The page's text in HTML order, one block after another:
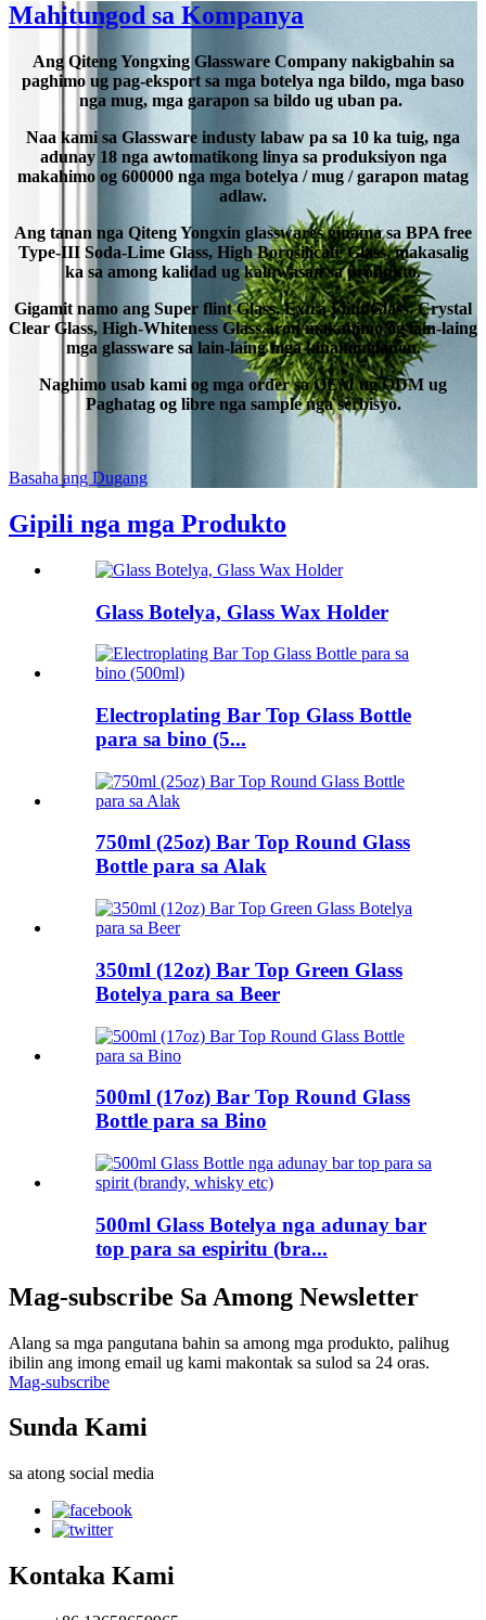
Mahitungod sa Kompanya
Ang Qiteng Yongxing Glassware Company nakigbahin sa
paghimo ug pag-eksport sa mga botelya nga bildo, mga baso
nga mug, mga garapon sa bildo ug uban pa.
Naa kami sa Glassware industy labaw pa sa 10 ka tuig, nga
adunay 18 nga awtomatikong linya sa produksiyon nga
makahimo og 600000 nga mga botelya / mug / garapon matag
adlaw.
Ang tanan nga Qiteng Yongxin glasswares ginama sa BPA free
Type-III Soda-Lime Glass, High Borosilicate Glass, makasalig
ka sa among kalidad ug kaluwasan sa produkto.
Gigamit namo ang Super flint Glass, Extra Flint Glass, Crystal
Clear Glass, High-Whiteness Glass aron makahimo og lain-laing
mga glassware sa lain-laing mga kinahanglanon.
Naghimo usab kami og mga order sa OEM ug ODM ug
Paghatag og libre nga sample nga serbisyo.
Basaha ang Dugang
Gipili nga mga Produkto
Glass Botelya, Glass Wax Holder
Electroplating Bar Top Glass Bottle
para sa bino (5...
750ml (25oz) Bar Top Round Glass
Bottle para sa Alak
350ml (12oz) Bar Top Green Glass
Botelya para sa Beer
500ml (17oz) Bar Top Round Glass
Bottle para sa Bino
500ml Glass Botelya nga adunay bar
top para sa espiritu (bra...
Mag-subscribe Sa Among Newsletter
Alang sa mga pangutana bahin sa among mga produkto, palihug
ibilin ang imong email ug kami makontak sa sulod sa 24 oras.
Mag-subscribe
Sunda Kami
sa atong social media
Kontaka Kami